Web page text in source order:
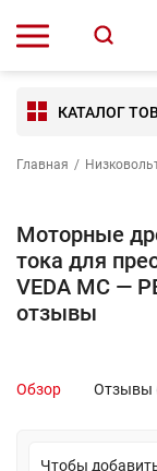
КАТАЛОГ
Главная /
Моторные
тока для
VEDA MC —
отзывы
Обзор Отзывы
Чтобы